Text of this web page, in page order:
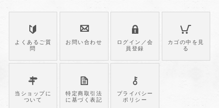
よくあるご質
問
お問い合わせ
ログイン／会
員登録
カゴの中を見
る
当ショップに
ついて
特定商取引法
に基づく表記
プライバシー
ポリシー